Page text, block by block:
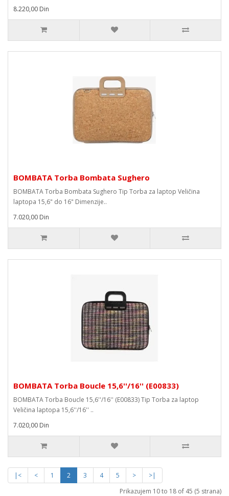
8.220,00 Din
BOMBATA Torba Bombata Sughero
BOMBATA Torba Bombata Sughero Tip Torba za laptop Veličina
laptopa 15,6" do 16" Dimenzije..
7.020,00 Din
BOMBATA Torba Boucle 15,6''/16'' (E00833)
BOMBATA Torba Boucle 15,6''/16'' (E00833) Tip Torba za laptop
Veličina laptopa 15,6''/16'' ..
7.020,00 Din
|< < 1 2 3 4 5 >
>|
Prikazujem 10 to 18 of 45 (5 strana)